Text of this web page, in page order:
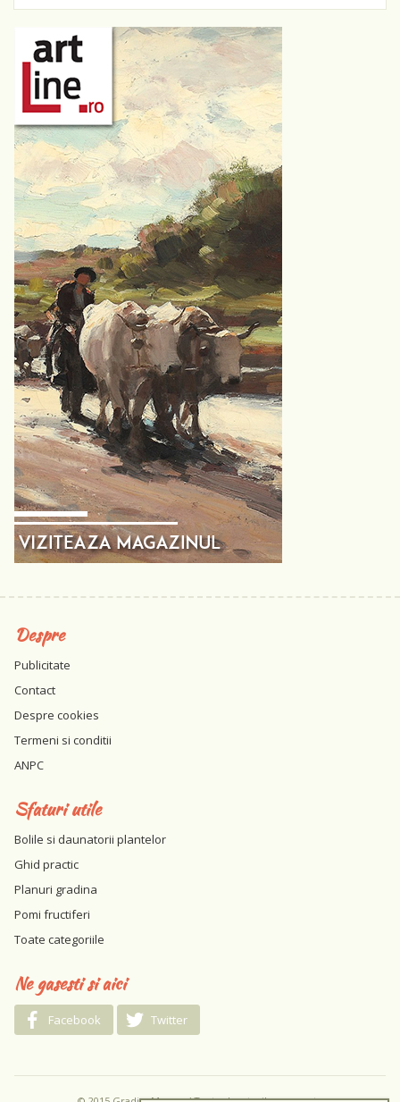
Despre
Publicitate
Contact
Despre cookies
Termeni si conditii
ANPC
Sfaturi utile
Bolile si daunatorii plantelor
Ghid practic
Planuri gradina
Pomi fructiferi
Toate categoriile
Ne gasesti si aici
Facebook Twitter